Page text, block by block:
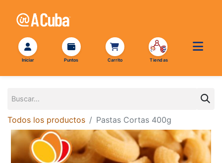
Todos los productos Pastas Cortas 400g